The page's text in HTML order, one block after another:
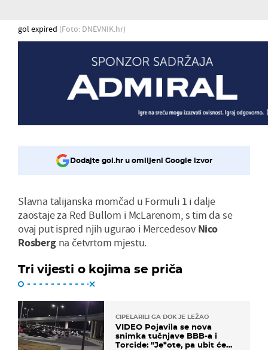
gol expired (Foto: DNEVNIK.hr)
Dodajte gol.hr u omiljeni Google izvor
Slavna talijanska momčad u Formuli 1 i dalje
zaostaje za Red Bullom i McLarenom, s tim da se
ovaj put ispred njih ugurao i Mercedesov Nico
Rosbergna četvrtom mjestu.
Tri vijesti o kojima se priča
CIPELARILI GA DOK JE LEŽAO
VIDEO Pojavila se nova
snimka tučnjave BBB-a i
Torcide: "Je*ote, pa ubit će